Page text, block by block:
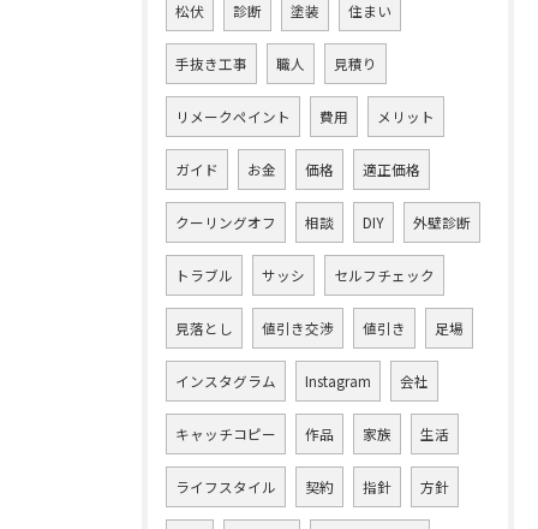
松伏 診断 塗装 住まい
手抜き工事 職人 見積り
リメークペイント 費用 メリット
ガイド お金 価格 適正価格
クーリングオフ 相談 DIY 外壁診断
トラブル サッシ セルフチェック
見落とし 値引き交渉 値引き 足場
インスタグラム Instagram 会社
キャッチコピー 作品 家族 生活
ライフスタイル 契約 指針 方針